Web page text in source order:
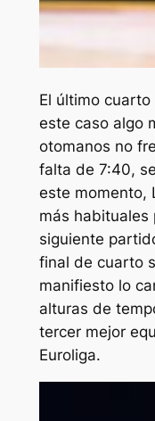
El último
este caso algo
otomanos no
falta de 7:40,
este momento,
más habituales
siguiente
final de cuarto
manifiesto lo
alturas de
tercer mejor
Euroliga.